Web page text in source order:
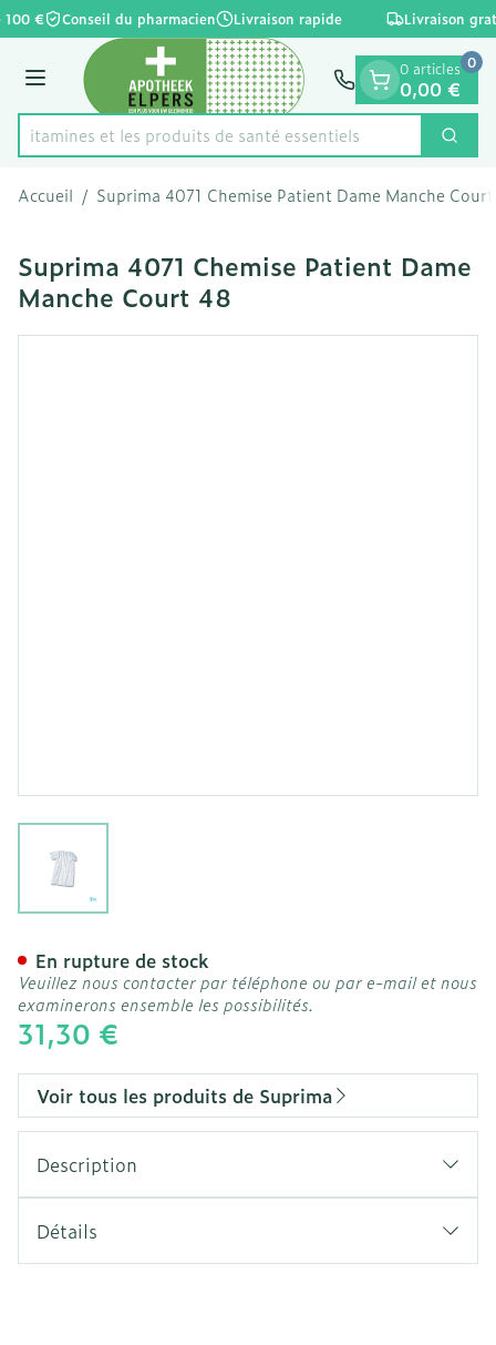
Aller au contenu
1 de 1
€ Conseil du pharmacien Livraison rapide Livraison
Menu
Rechercher
vitamines et les produits de santé essentiels
0 articles
0,00 €
0
Accueil / Suprima 4071 Chemise Patient Dame Manche
Suprima 4071 Chemise Patient Dame
Manche Court 48
31,30 €
En rupture de stock
Veuillez nous contacter par téléphone ou par e-mail et nous
examinerons ensemble les possibilités.
Voir tous les produits de Suprima
Description
Détails